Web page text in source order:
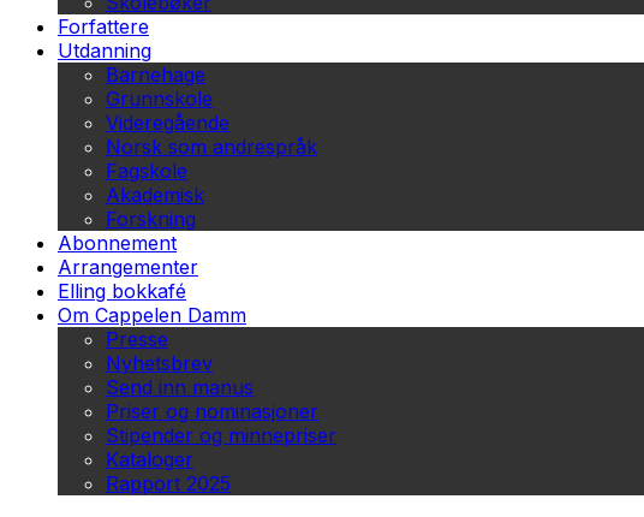
Forfattere
Utdanning
Barnehage
Grunnskole
Videregående
Norsk som andrespråk
Fagskole
Akademisk
Forskning
Abonnement
Arrangementer
Elling bokkafé
Om Cappelen Damm
Presse
Nyhetsbrev
Send inn manus
Priser og nominasjoner
Stipender og minnepriser
Kataloger
Rapport 2025